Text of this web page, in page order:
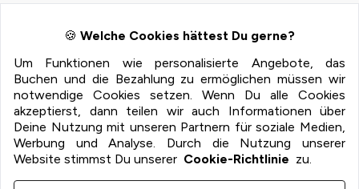
🍪 Welche Cookies hättest Du gerne?
Um Funktionen wie personalisierte Angebote, das
Buchen und die Bezahlung zu ermöglichen müssen wir
notwendige Cookies setzen. Wenn Du alle Cookies
akzeptierst, dann teilen wir auch Informationen über
Deine Nutzung mit unseren Partnern für soziale Medien,
Werbung und Analyse. Durch die Nutzung unserer
Website stimmst Du unserer Cookie-Richtlinie zu.
Zahlungsmöglichkeiten
100% Sichere Zahlung mit: